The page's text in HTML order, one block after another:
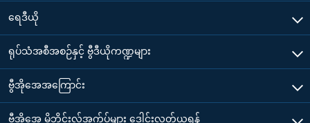
ရေဒီယို
ရုပ်သံအစီအစဉ်နှင့် ဗွီဒီယိုကဏ္ဍများ
ဗွီအိုအေအကြောင်း
ဗွီအိုအေ မိုဘိုင်းလ်အက်ပ်များ ဒေါင်းလုတ်ယူရန်